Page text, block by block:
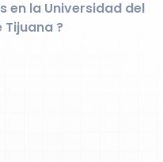
en la Universidad del
?